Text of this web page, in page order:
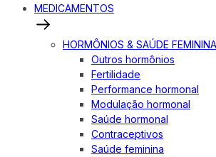
MEDICAMENTOS
HORMÔNIOS & SAÚDE
Outros hormônios
Fertilidade
Performance hormonal
Modulação hormonal
Saúde hormonal
Contraceptivos
Saúde feminina